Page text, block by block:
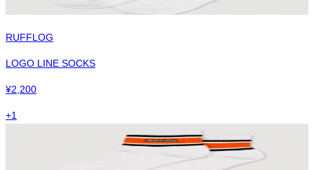
RUFFLOG
LOGO LINE SOCKS
¥2,200
+1